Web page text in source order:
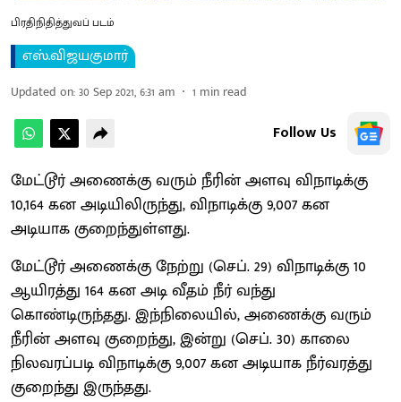
பிரதிநிதித்துவப் படம்
எஸ்.விஜயகுமார்
Updated on:30 Sep 2021, 6:31 am 1 min read
Follow Us
மேட்டூர் அணைக்கு வரும் நீரின் அளவு விநாடிக்கு
10,164 கன அடியிலிருந்து, விநாடிக்கு 9,007 கன
அடியாக குறைந்துள்ளது.
மேட்டூர் அணைக்கு நேற்று (செப். 29) விநாடிக்கு 10
ஆயிரத்து 164 கன அடி வீதம் நீர் வந்து
கொண்டிருந்தது. இந்நிலையில், அணைக்கு வரும்
நீரின் அளவு குறைந்து, இன்று (செப். 30) காலை
நிலவரப்படி விநாடிக்கு 9,007 கன அடியாக நீர்வரத்து
குறைந்து இருந்தது.